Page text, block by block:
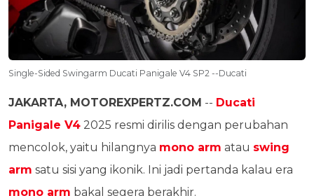
Single-Sided Swingarm Ducati Panigale V4 SP2 --Ducati
JAKARTA, MOTOREXPERTZ.COM -- Ducati
Panigale V4 2025 resmi dirilis dengan perubahan
mencolok, yaitu hilangnya mono arm atau swing
arm satu sisi yang ikonik. Ini jadi pertanda kalau era
mono arm bakal segera berakhir.